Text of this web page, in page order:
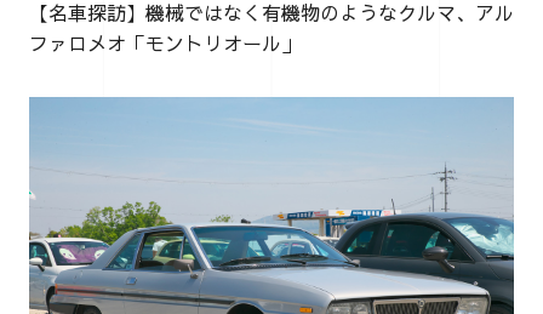
【名車探訪】機械ではなく有機物のようなクルマ、アル
ファロメオ「モントリオール」